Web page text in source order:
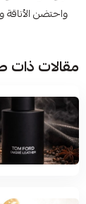
واحتضن
مقالات ذات